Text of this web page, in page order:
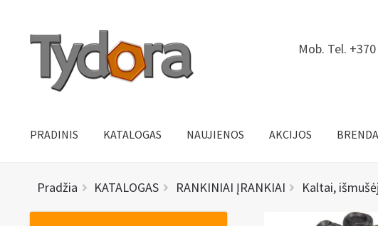
Pereiti
meniu
Pereiti
turinio
Mob. Tel.
PRADINIS KATALOGAS NAUJIENOS AKCIJOS
Pradžia KATALOGAS RANKINIAI ĮRANKIAI Kaltai,